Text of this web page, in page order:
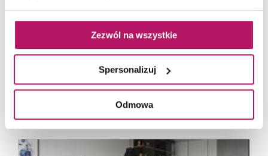
Zezwól na wszystkie
Spersonalizuj
Odmowa
POWIĄZANE ZDJĘCIA